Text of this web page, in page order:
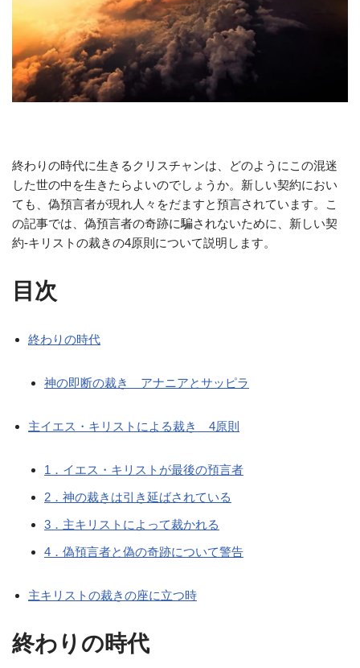
終わりの時代に生きるクリスチャンは、どのようにこの混迷
した世の中を生きたらよいのでしょうか。新しい契約におい
ても、偽預言者が現れ人々をだますと預言されています。こ
の記事では、偽預言者の奇跡に騙されないために、新しい契
約-キリストの裁きの4原則について説明します。
目次
終わりの時代
神の即断の裁き アナニアとサッピラ
主イエス・キリストによる裁き 4原則
1．イエス・キリストが最後の預言者
2．神の裁きは引き延ばされている
3．主キリストによって裁かれる
4．偽預言者と偽の奇跡について警告
主キリストの裁きの座に立つ時
終わりの時代